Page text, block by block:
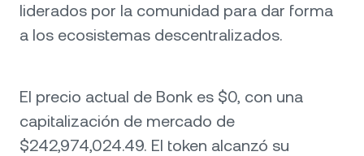
liderados por la comunidad para dar forma
a los ecosistemas descentralizados.
El precio actual de Bonk es $0, con una
capitalización de mercado de
$242,974,024.49. El token alcanzó su